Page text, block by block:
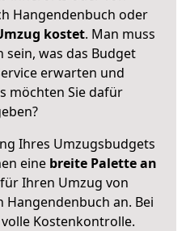
Hangendenbuch oder
kostet. Man muss
was das Budget
erwarten und
möchten Sie dafür
Ihres Umzugsbudgets
eine breite Palette an
Ihren Umzug von
an. Bei
Kostenkontrolle.